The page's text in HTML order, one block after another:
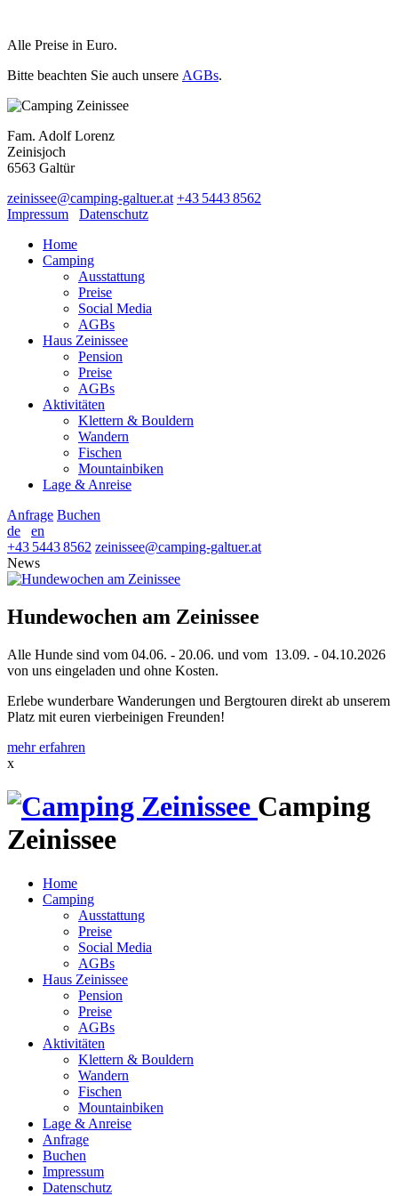
Alle Preise in Euro.
Bitte beachten Sie auch unsere AGBs.
Fam. Adolf Lorenz
Zeinisjoch
6563 Galtür
zeinissee@camping-galtuer.at +43 5443 8562
Impressum
Datenschutz
Home
Camping
Ausstattung
Preise
Social Media
AGBs
Haus Zeinissee
Pension
Preise
AGBs
Aktivitäten
Klettern & Bouldern
Wandern
Fischen
Mountainbiken
Lage & Anreise
Anfrage Buchen
de
en
+43 5443 8562 zeinissee@camping-galtuer.at
News
Hundewochen am Zeinissee
Alle Hunde sind vom 04.06. - 20.06. und vom 13.09. - 04.10.2026
von uns eingeladen und ohne Kosten.
Erlebe wunderbare Wanderungen und Bergtouren direkt ab unserem
Platz mit euren vierbeinigen Freunden!
mehr erfahren
x
Camping
Zeinissee
Home
Camping
Ausstattung
Preise
Social Media
AGBs
Haus Zeinissee
Pension
Preise
AGBs
Aktivitäten
Klettern & Bouldern
Wandern
Fischen
Mountainbiken
Lage & Anreise
Anfrage
Buchen
Impressum
Datenschutz